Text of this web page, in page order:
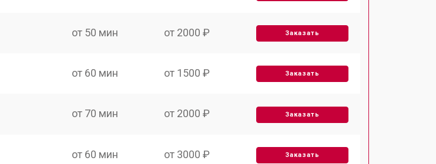
от 50 мин от 2000 ₽ Заказать
от 60 мин от 1500 ₽ Заказать
от 70 мин от 2000 ₽ Заказать
от 60 мин от 3000 ₽ Заказать